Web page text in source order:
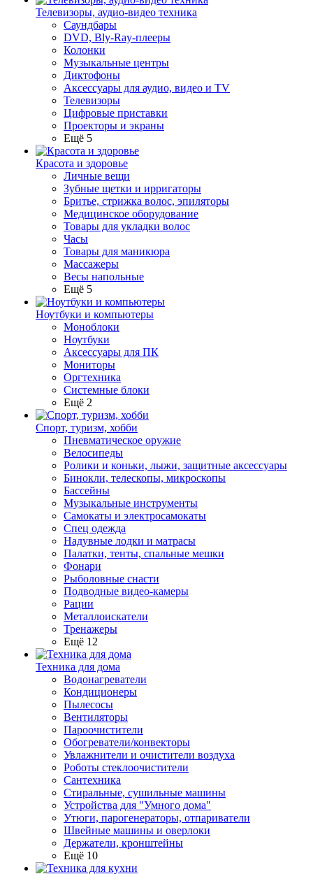
Телевизоры, аудио-видео техника
Саундбары
DVD, Bly-Ray-плееры
Колонки
Музыкальные центры
Диктофоны
Аксессуары для аудио, видео и TV
Телевизоры
Цифровые приставки
Проекторы и экраны
Ещё 5
Красота и здоровье
Личные вещи
Зубные щетки и ирригаторы
Бритье, стрижка волос, эпиляторы
Медицинское оборудование
Товары для укладки волос
Часы
Товары для маникюра
Массажеры
Весы напольные
Ещё 5
Ноутбуки и компьютеры
Моноблоки
Ноутбуки
Аксессуары для ПК
Мониторы
Оргтехника
Системные блоки
Ещё 2
Спорт, туризм, хобби
Пневматическое оружие
Велосипеды
Ролики и коньки, лыжи, защитные аксессуары
Бинокли, телескопы, микроскопы
Бассейны
Музыкальные инструменты
Самокаты и электросамокаты
Спец одежда
Надувные лодки и матрасы
Палатки, тенты, спальные мешки
Фонари
Рыболовные снасти
Подводные видео-камеры
Рации
Металлоискатели
Тренажеры
Ещё 12
Техника для дома
Водонагреватели
Кондиционеры
Пылесосы
Вентиляторы
Пароочистители
Обогреватели/конвекторы
Увлажнители и очистители воздуха
Роботы стеклоочистители
Сантехника
Стиральные, сушильные машины
Устройства для "Умного дома"
Утюги, парогенераторы, отпариватели
Швейные машины и оверлоки
Держатели, кронштейны
Ещё 10